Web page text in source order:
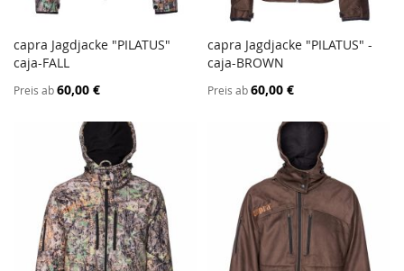
In den Warenkorb
VERGLEICHSLISTE
HINZUFÜGEN
capra Jagdjacke "PILATUS"
caja-FALL
Preis ab60,00 €
In den Warenkorb
capra Jagdjacke "PILATUS" -
caja-BROWN
Preis ab 60,00 €